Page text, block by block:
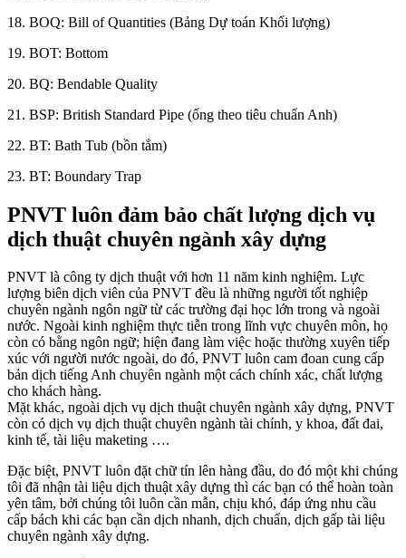
18. BOQ: Bill of Quantities (Bảng Dự toán Khối lượng)
19. BOT: Bottom
20. BQ: Bendable Quality
21. BSP: British Standard Pipe (ống theo tiêu chuẩn Anh)
22. BT: Bath Tub (bồn tắm)
23. BT: Boundary Trap
PNVT luôn đảm bảo chất lượng dịch vụ
dịch thuật chuyên ngành xây dựng
PNVT là công ty dịch thuật với hơn 11 năm kinh nghiệm. Lực
lượng biên dịch viên của PNVT đều là những người tốt nghiệp
chuyên ngành ngôn ngữ từ các trường đại học lớn trong và ngoài
nước. Ngoài kinh nghiệm thực tiễn trong lĩnh vực chuyên môn, họ
còn có bằng ngôn ngữ; hiện đang làm việc hoặc thường xuyên tiếp
xúc với người nước ngoài, do đó, PNVT luôn cam đoan cung cấp
bản dịch tiếng Anh chuyên ngành một cách chính xác, chất lượng
cho khách hàng.
Mặt khác, ngoài dịch vụ dịch thuật chuyên ngành xây dựng, PNVT
còn có dịch vụ dịch thuật chuyên ngành tài chính, y khoa, đất đai,
kinh tế, tài liệu maketing ….
Đặc biệt, PNVT luôn đặt chữ tín lên hàng đầu, do đó một khi chúng
tôi đã nhận tài liệu dịch thuật xây dựng thì các bạn có thể hoàn toàn
yên tâm, bởi chúng tôi luôn cần mẫn, chịu khó, đáp ứng nhu cầu
cấp bách khi các bạn cần dịch nhanh, dịch chuẩn, dịch gấp tài liệu
chuyên ngành xây dựng.